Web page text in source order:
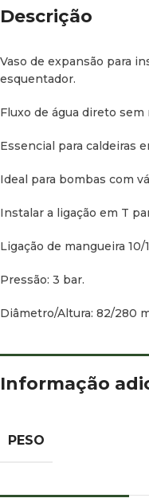
Descrição
Vaso de expansão para
esquentador.
Fluxo de água direto sem
Essencial para caldeiras
Ideal para bombas com
Instalar a ligação em T
Ligação de mangueira 10/
Pressão: 3 bar.
Diâmetro/Altura: 82/280
Informação
PESO